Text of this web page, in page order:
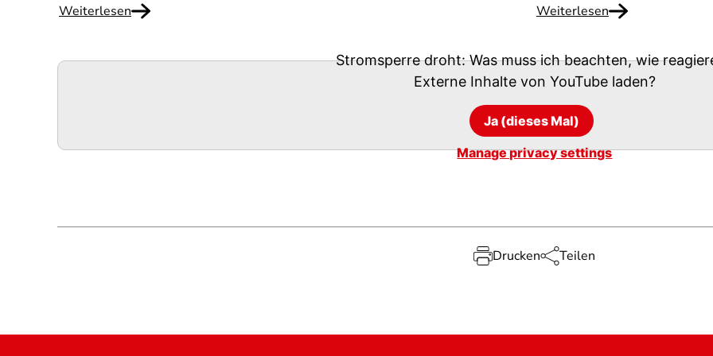
Weiterlesen Weiterlesen
Stromsperre droht: Was muss ich beachten, wie
Externe Inhalte von YouTubeladen?
Ja (dieses Mal)
Manage privacy settings
Drucken Teilen